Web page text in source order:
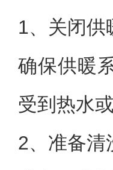
1、关闭供
确保供暖
受到热水
2、准备清